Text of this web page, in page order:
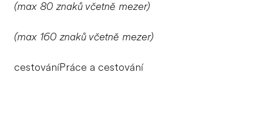
(max 80 znaků včetně mezer)
(max 160 znaků včetně mezer)
cestováníPráce a cestování